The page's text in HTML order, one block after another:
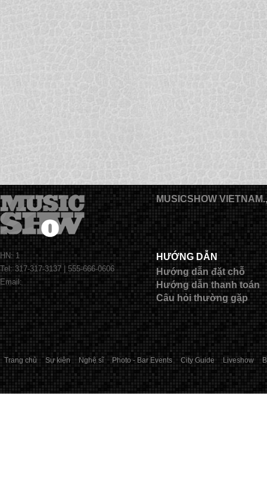
HN: 1
Tel: 317-317-3137 | 555-666-0606
Email:
MUSICSHOW VIETNAM.,
HƯỚNG DẪN
Hướng dẫn đặt chỗ
Hướng dẫn thanh toán
Câu hỏi thường gặp
Trang chủ Sự kiện Nghệ sĩ Photo - Bar Events City Guide Liveshow